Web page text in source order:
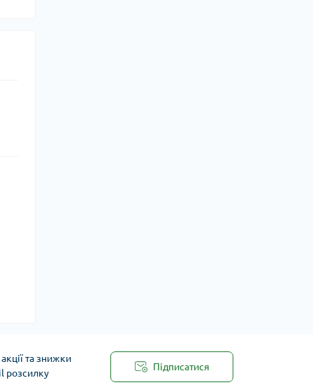
та знижки
розсилку
Підписатися